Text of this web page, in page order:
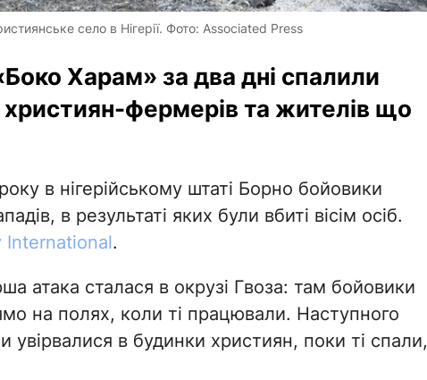
село в Нігерії. Фото: Associated Press
Харам» за два дні спалили
християн-фермерів та жителів що
в нігерійському штаті Борно бойовики
в результаті яких були вбиті вісім осіб.
International.
атака сталася в окрузі Гвоза: там бойовики
на полях, коли ті працювали. Наступного
увірвалися в будинки християн, поки ті спали,